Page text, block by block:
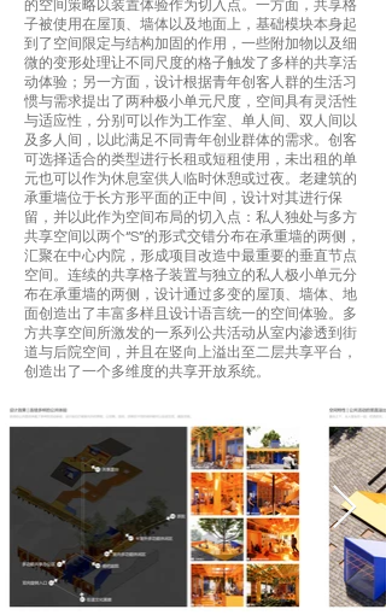
的空间策略以装置体验作为切入点。一方面，共享格
子被使用在屋顶、墙体以及地面上，基础模块本身起
到了空间限定与结构加固的作用，一些附加物以及细
微的变形处理让不同尺度的格子触发了多样的共享活
动体验；另一方面，设计根据青年创客人群的生活习
惯与需求提出了两种极小单元尺度，空间具有灵活性
与适应性，分别可以作为工作室、单人间、双人间以
及多人间，以此满足不同青年创业群体的需求。创客
可选择适合的类型进行长租或短租使用，未出租的单
元也可以作为休息室供人临时休憩或过夜。老建筑的
承重墙位于长方形平面的正中间，设计对其进行保
留，并以此作为空间布局的切入点：私人独处与多方
共享空间以两个“S”的形式交错分布在承重墙的两侧，
汇聚在中心内院，形成项目改造中最重要的垂直节点
空间。连续的共享格子装置与独立的私人极小单元分
布在承重墙的两侧，设计通过多变的屋顶、墙体、地
面创造出了丰富多样且设计语言统一的空间体验。多
方共享空间所激发的一系列公共活动从室内渗透到街
道与后院空间，并且在竖向上溢出至二层共享平台，
创造出了一个多维度的共享开放系统。